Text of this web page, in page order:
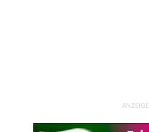
ANZEIGE